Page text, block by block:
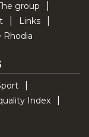
group
Links
Rhodia
Index